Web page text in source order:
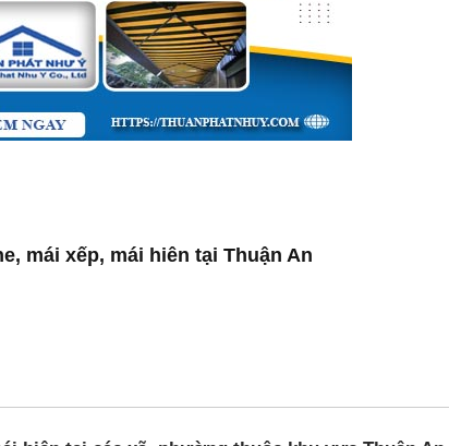
mái xếp, mái hiên tại Thuận An